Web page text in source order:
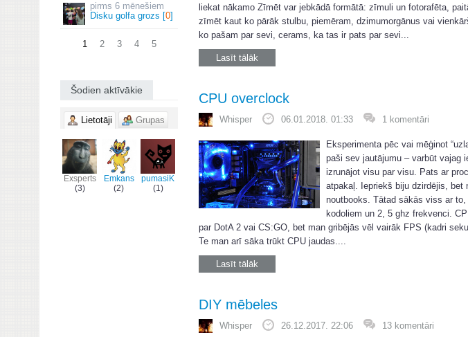
6 mēnešiem
Disku golfa grozs [0]
1 2 3 4 5
Šodien aktīvākie
Lietotāji Grupas
Exsperts
(3)
Emkans
(2)
pumasiK
(1)
liekat nākamo Zīmēt var jebkādā formātā: zīmuli un fotorafēta,
zīmēt kaut ko pārāk stulbu, piemēram, dzimumorgānus vai
ko pašam par sevi, cerams, ka tas ir pats par sevi...
Lasīt tālāk
CPU overclock
Whisper 06.01.2018. 01:33 1 komentāri
Eksperimenta pēc vai mēģinot
paši sev jautājumu – varbūt vajag
izrunājot visu par visu. Pats ar
atpakaļ. Iepriekš biju dzirdējis,
noutbooks. Tātad sākās viss ar
kodoliem un 2, 5 ghz frekvenci.
par DotA 2 vai CS:GO, bet man gribējās vēl vairāk FPS (kadri
Te man arī sāka trūkt CPU jaudas....
Lasīt tālāk
DIY mēbeles
Whisper 26.12.2017. 22:06 13 komentāri